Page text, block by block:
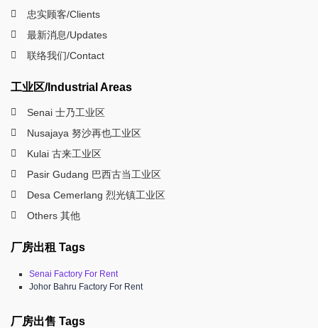
忠实顾客/Clients
最新消息/Updates
联络我们/Contact
工业区/Industrial Areas
Senai 士乃工业区
Nusajaya 努沙再也工业区
Kulai 古来工业区
Pasir Gudang 巴西古当工业区
Desa Cemerlang 烈光镇工业区
Others 其他
厂房出租 Tags
Senai Factory For Rent
Johor Bahru Factory For Rent
厂房出售 Tags